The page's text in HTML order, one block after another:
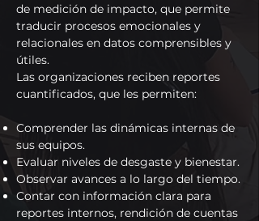
de medición de impacto, que permite
traducir procesos emocionales y
relacionales en datos comprensibles y
útiles.
Las organizaciones reciben reportes
cuantificados, que les permiten:
Comprender las dinámicas internas de
sus equipos.
Evaluar niveles de desgaste y bienestar.
Observar avances a lo largo del tiempo.
Contar con información clara para
reportes internos, rendición de cuentas